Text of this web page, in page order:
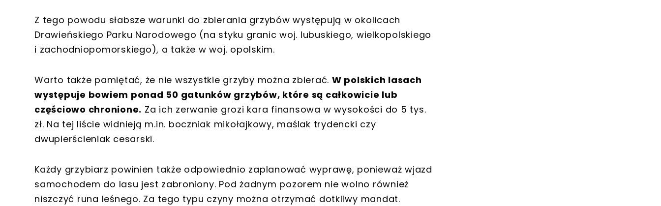
Z tego powodu słabsze warunki do zbierania grzybów występują w okolicach
Drawieńskiego Parku Narodowego (na styku granic woj. lubuskiego, wielkopolskiego
i zachodniopomorskiego), a także w woj. opolskim.
Warto także pamiętać, że nie wszystkie grzyby można zbierać. W polskich lasach
występuje bowiem ponad 50 gatunków grzybów, które są całkowicie lub
częściowo chronione. Za ich zerwanie grozi kara finansowa w wysokości do 5 tys.
zł. Na tej liście widnieją m.in. boczniak mikołajkowy, maślak trydencki czy
dwupierścieniak cesarski.
Każdy grzybiarz powinien także odpowiednio zaplanować wyprawę, ponieważ wjazd
samochodem do lasu jest zabroniony. Pod żadnym pozorem nie wolno również
niszczyć runa leśnego. Za tego typu czyny można otrzymać dotkliwy mandat.